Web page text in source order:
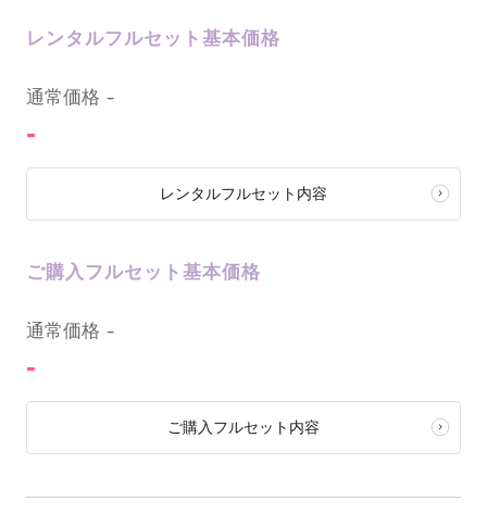
レンタルフルセット基本価格
通常価格 -
-
レンタルフルセット内容
ご購入フルセット基本価格
通常価格 -
-
ご購入フルセット内容